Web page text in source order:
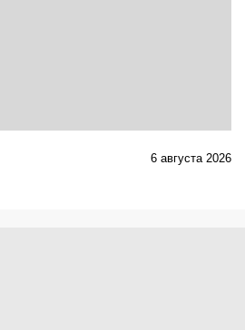
6 августа 2026